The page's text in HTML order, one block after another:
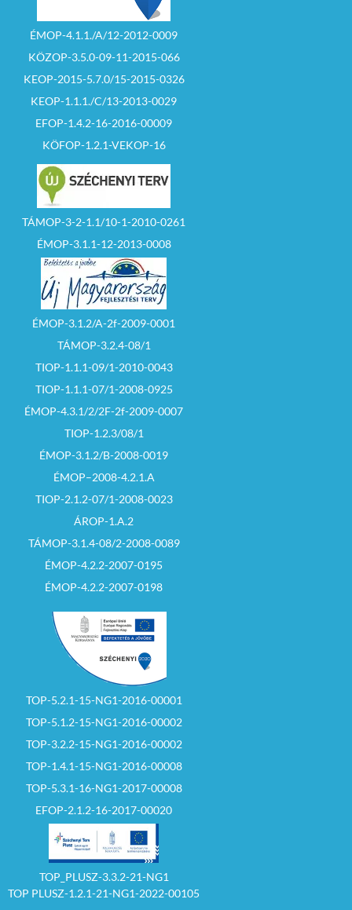
ÉMOP-4.1.1./A/12-2012-0009
KÖZOP-3.5.0-09-11-2015-066
KEOP-2015-5.7.0/15-2015-0326
KEOP-1.1.1./C/13-2013-0029
EFOP-1.4.2-16-2016-00009
KÖFOP-1.2.1-VEKOP-16
TÁMOP-3-2-1.1/10-1-2010-0261
ÉMOP-3.1.1-12-2013-0008
ÉMOP-3.1.2/A-2f-2009-0001
TÁMOP-3.2.4-08/1
TIOP-1.1.1-09/1-2010-0043
TIOP-1.1.1-07/1-2008-0925
ÉMOP-4.3.1/2/2F-2f-2009-0007
TIOP-1.2.3/08/1
ÉMOP-3.1.2/B-2008-0019
ÉMOP–2008-4.2.1.A
TIOP-2.1.2-07/1-2008-0023
ÁROP-1.A.2
TÁMOP-3.1.4-08/2-2008-0089
ÉMOP-4.2.2-2007-0195
ÉMOP-4.2.2-2007-0198
TOP-5.2.1-15-NG1-2016-00001
TOP-5.1.2-15-NG1-2016-00002
TOP-3.2.2-15-NG1-2016-00002
TOP-1.4.1-15-NG1-2016-00008
TOP-5.3.1-16-NG1-2017-00008
EFOP-2.1.2-16-2017-00020
TOP_PLUSZ-3.3.2-21-NG1
TOP PLUSZ-1.2.1-21-NG1-2022-00105